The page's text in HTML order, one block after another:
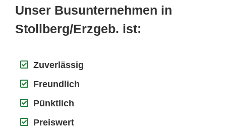
Unser Busunternehmen in
Stollberg/Erzgeb. ist:
Zuverlässig
Freundlich
Pünktlich
Preiswert